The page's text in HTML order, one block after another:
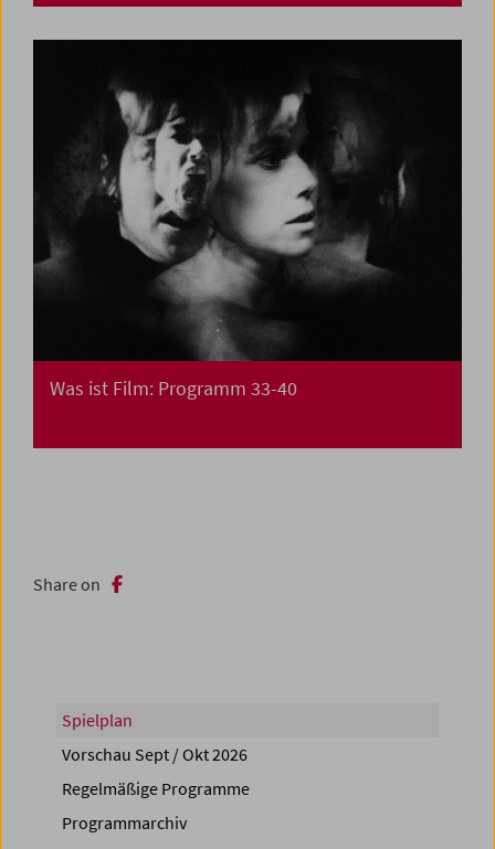
Was ist Film: Programm 33-40
Share on
Spielplan
Vorschau Sept / Okt 2026
Regelmäßige Programme
Programmarchiv